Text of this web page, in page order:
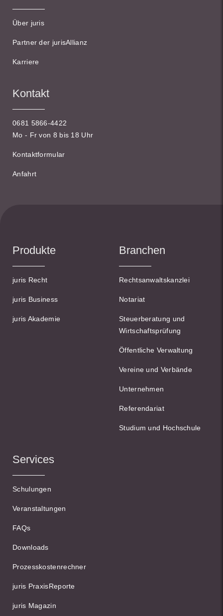
Über juris
Partner der jurisAllianz
Karriere
Kontakt
0681 5866-4422
Mo - Fr von 8 bis 18 Uhr
Kontaktformular
Anfahrt
Produkte
juris Recht
juris Business
juris Akademie
Branchen
Rechtsanwaltskanzlei
Notariat
Steuerberatung und
Wirtschaftsprüfung
Öffentliche Verwaltung
Vereine und Verbände
Unternehmen
Referendariat
Studium und Hochschule
Services
Schulungen
Veranstaltungen
FAQs
Downloads
Prozesskostenrechner
juris PraxisReporte
juris Magazin